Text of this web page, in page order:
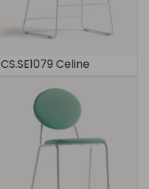
CS.SE1079 Celine